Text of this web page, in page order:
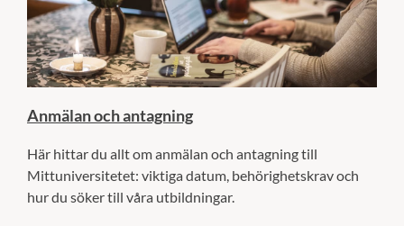
Anmälan och antagning
Här hittar du allt om anmälan och antagning till
Mittuniversitetet: viktiga datum, behörighetskrav och
hur du söker till våra utbildningar.